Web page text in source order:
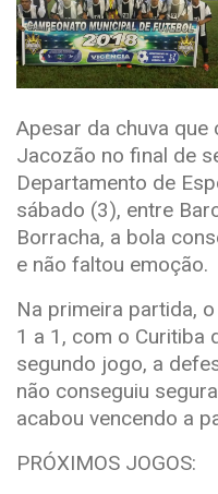
Apesar da chuva
Jacozão no final de
Departamento de
sábado (3), entre
Borracha, a bola
e não faltou emoção.
Na primeira partida,
1 a 1, com o Curitiba
segundo jogo, a
não conseguiu
acabou vencendo a
PRÓXIMOS JOGOS: